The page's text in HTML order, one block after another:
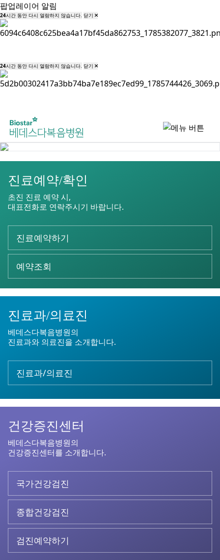
팝업레이어 알림
24시간 동안 다시 열람하지 않습니다. 닫기
24시간 동안 다시 열람하지 않습니다. 닫기
진료예약/확인
초진 진료 예약 시,
대표전화로 연락주시기 바랍니다.
진료예약하기
예약조회
진료과/의료진
베데스다복음병원의
진료과와 의료진을 소개합니다.
진료과/의료진
건강증진센터
베데스다복음병원의
건강증진센터를 소개합니다.
국가건강검진
종합건강검진
검진예약하기